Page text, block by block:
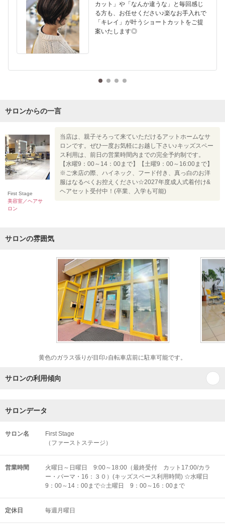
カット」や「なんか違うな」と毎回感じ
る方も、お任せください♪楽なお手入れで
「キレイ」が叶うショートカットをご提
案いたします◎
サロンからの一言
First Stage
美容室／ヘアサ
ロン
当店は、親子そろって来ていただけるアットホームなサ
ロンです。ぜひ一度お気軽にお越し下さい♪キッズスペー
ス利用は、前日の営業時間内までの完全予約制です。
【水曜9：00～14：00まで】【土曜9：00～16:00まで】
※ご来店の際、ハイネック、フード付き、真っ白のお洋
服はなるべくお控えください☆2027年度成人式着付け&
ヘアセット受付中！(卒業、入学も可能)
サロンの雰囲気
黄色のガラス張りが目印♪自転車店前に駐車可能です。
サロンの利用傾向
サロンデータ
サロン名
First Stage
（ファーストステージ）
営業時間
火曜日～日曜日 9:00～18:00（最終受付 カット17:00/カラ
ー・パーマ・16：３０）(キッズスペース利用時間) ☆水曜日
9：00～14：00まで☆土曜日 9：00～16：00まで
定休日 毎週月曜日